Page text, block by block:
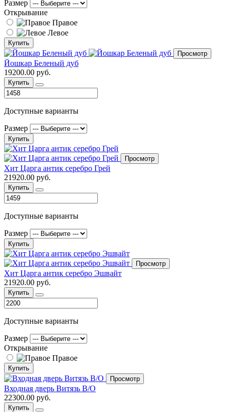
Размер
Открывание
Правое
Левое
Купить
Просмотр
Йошкар Беленый дуб
19200.00 руб.
Купить
Доступные варианты
Размер
Купить
Просмотр
Хит Царга антик серебро Грей
21920.00 руб.
Купить
Доступные варианты
Размер
Купить
Просмотр
Хит Царга антик серебро Эшвайт
21920.00 руб.
Купить
Доступные варианты
Размер
Открывание
Правое
Купить
Просмотр
Входная дверь Витязь В/О
22300.00 руб.
Купить